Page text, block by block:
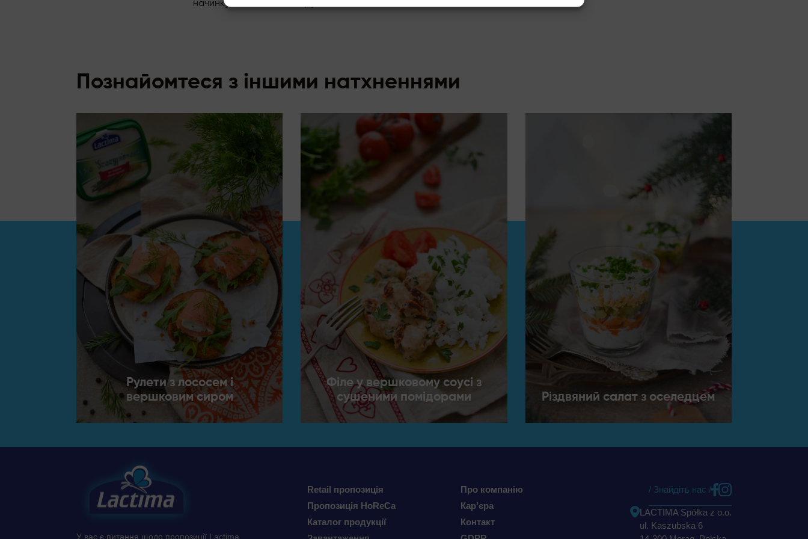
начинку і посипаємо петрушкою. Смачного!
Познайомтеся з іншими натхненнями
Рулети з лососем і
вершковим сиром
Філе у вершковому соусі з
сушеними помідорами
Різдвяний салат з оселедцем
У вас є питання щодо пропозиції Lactima,
Retail пропозиція
Пропозиція HoReCa
Каталог продукції
Про компанію
Кар’єра
Контакт
/ Знайдіть нас /
LACTIMA Spółka z o.o.
ul. Kaszubska 6